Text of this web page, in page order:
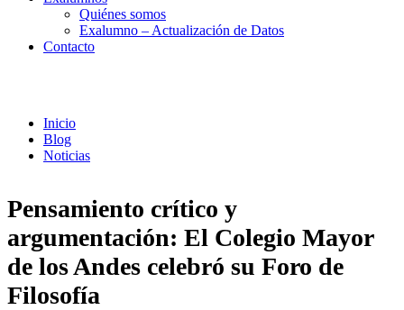
Quiénes somos
Exalumno – Actualización de Datos
Contacto
Inicio
Blog
Noticias
Pensamiento crítico y
argumentación: El Colegio Mayor
de los Andes celebró su Foro de
Filosofía